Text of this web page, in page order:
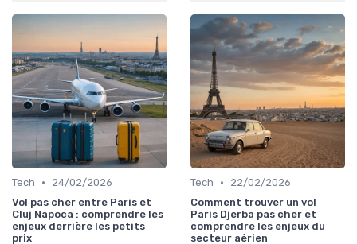
Tech •
24/02/2026
Vol pas cher entre Paris et
Cluj Napoca : comprendre les
enjeux derrière les petits
prix
Tech •
22/02/2026
Comment trouver un vol
Paris Djerba pas cher et
comprendre les enjeux du
secteur aérien